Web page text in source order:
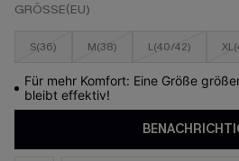
GRÖSSE(EU)
S(36) M(38) L(40/42)
Für mehr Komfort: Eine Größe
bleibt effektiv!